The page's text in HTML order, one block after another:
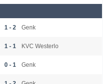
1 - 2 Genk
1 - 1 KVC Westerlo
0 - 1 Genk